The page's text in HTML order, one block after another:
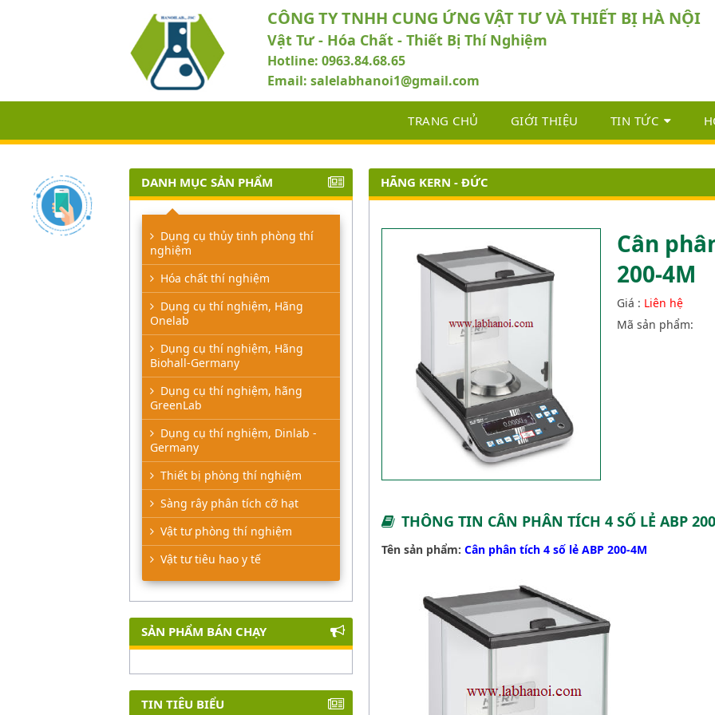
CÔNG TY TNHH CUNG ỨNG VẬT TƯ VÀ THIẾT BỊ HÀ NỘI
Vật Tư - Hóa Chất - Thiết Bị Thí Nghiệm
Hotline: 0963.84.68.65
Email: salelabhanoi1@gmail.com
TRANG CHỦ GIỚI THIỆU TIN TỨC
HÃNG KERN - ĐỨC
Cân
200-4M
Giá : Liên hệ
Mã sản phẩm:
THÔNG TIN CÂN PHÂN TÍCH 4 SỐ LẺ ABP
Tên sản phẩm: Cân phân tích 4 số lẻ ABP 200-4M
DANH MỤC SẢN PHẨM
Dụng cụ thủy tinh phòng thí
nghiệm
Hóa chất thí nghiệm
Dụng cụ thí nghiệm, Hãng
Onelab
Dụng cụ thí nghiệm, Hãng
Biohall-Germany
Dụng cụ thí nghiệm, hãng
GreenLab
Dụng cụ thí nghiệm, Dinlab -
Germany
Thiết bị phòng thí nghiệm
Sàng rây phân tích cỡ hạt
Vật tư phòng thí nghiệm
Vật tư tiêu hao y tế
SẢN PHẨM BÁN CHẠY
TIN TIÊU BIỂU